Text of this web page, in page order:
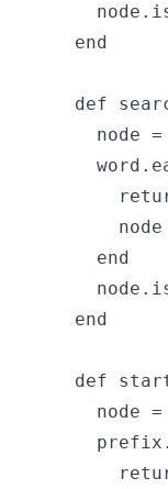
  end
def
node =
node
    end
  end
def
node =